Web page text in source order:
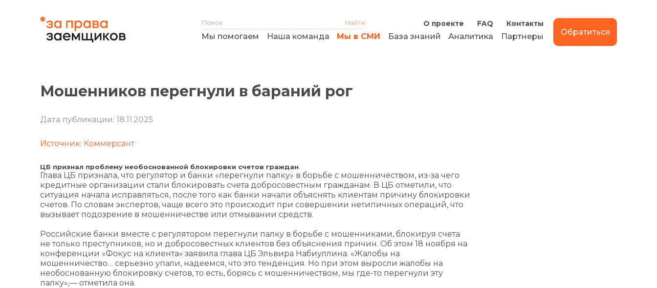
О проекте FAQ Контакты
Мы помогаем Наша команда Мы в СМИ База знаний Аналитика Партнеры Обратиться
Мошенников перегнули в бараний рог
Дата публикации: 18.11.2025
Источник: Коммерсант
ЦБ признал проблему необоснованной блокировки счетов граждан
Глава ЦБ признала, что регулятор и банки «перегнули палку» в борьбе с мошенничеством, из-за чего
кредитные организации стали блокировать счета добросовестным гражданам. В ЦБ отметили, что
ситуация начала исправляться, после того как банки начали объяснять клиентам причину блокировки
счетов. По словам экспертов, чаще всего это происходит при совершении нетипичных операций, что
вызывает подозрение в мошенничестве или отмывании средств.
Российские банки вместе с регулятором перегнули палку в борьбе с мошенниками, блокируя счета
не только преступников, но и добросовестных клиентов без объяснения причин. Об этом 18 ноября на
конференции «Фокус на клиента» заявила глава ЦБ Эльвира Набиуллина. «Жалобы на
мошенничество… серьезно упали, надеемся, что это тенденция. Но при этом выросли жалобы на
необоснованную блокировку счетов, то есть, борясь с мошенничеством, мы где-то перегнули эту
палку»,— отметила она.